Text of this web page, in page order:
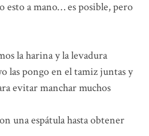
a mano… es posible, pero
la harina y la levadura
las pongo en el tamiz juntas y
evitar manchar muchos
una espátula hasta obtener